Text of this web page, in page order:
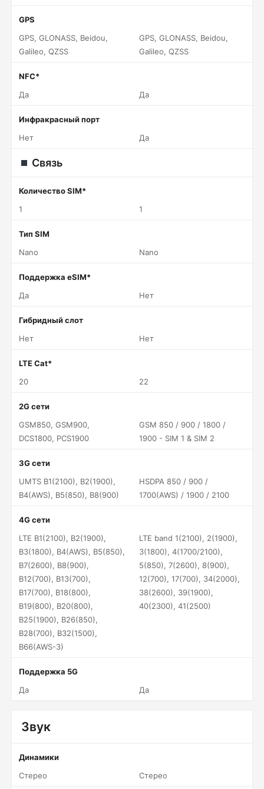
GPS
GPS, GLONASS, Beidou,
Galileo, QZSS
GPS, GLONASS, Beidou,
Galileo, QZSS
NFC*
Да
Да
Инфракрасный порт
Нет
Да
Связь
Количество SIM*
1
1
Тип SIM
Nano
Nano
Поддержка eSIM*
Да
Нет
Гибридный слот
Нет
Нет
LTE Cat*
20
22
2G сети
GSM850, GSM900,
DCS1800, PCS1900
GSM 850 / 900 / 1800 /
1900 - SIM 1 & SIM 2
3G сети
UMTS B1(2100), B2(1900),
B4(AWS), B5(850), B8(900)
HSDPA 850 / 900 /
1700(AWS) / 1900 / 2100
4G сети
LTE B1(2100), B2(1900),
B3(1800), B4(AWS), B5(850),
B7(2600), B8(900),
B12(700), B13(700),
B17(700), B18(800),
B19(800), B20(800),
B25(1900), B26(850),
B28(700), B32(1500),
B66(AWS-3)
LTE band 1(2100), 2(1900),
3(1800), 4(1700/2100),
5(850), 7(2600), 8(900),
12(700), 17(700), 34(2000),
38(2600), 39(1900),
40(2300), 41(2500)
Поддержка 5G
Да
Да
Звук
Динамики
Стерео
Стерео